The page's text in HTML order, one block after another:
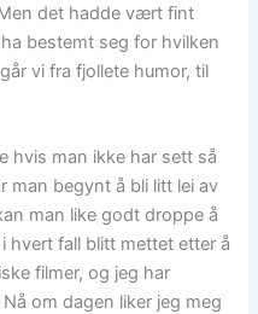
det hadde vært fint
bestemt seg for hvilken
vi fra fjollete humor, til
hvis man ikke har sett så
man begynt å bli litt lei av
man like godt droppe å
hvert fall blitt mettet etter å
filmer, og jeg har
om dagen liker jeg meg